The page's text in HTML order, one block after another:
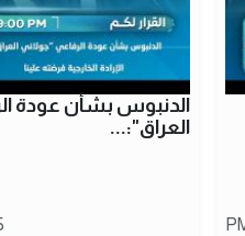
الدنبوس بشأن عودة
العراق":...